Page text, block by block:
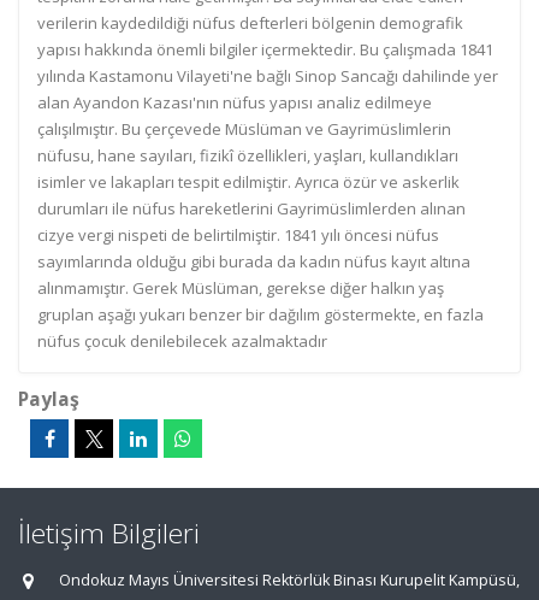
verilerin kaydedildiği nüfus defterleri bölgenin demografik
yapısı hakkında önemli bilgiler içermektedir. Bu çalışmada 1841
yılında Kastamonu Vilayeti'ne bağlı Sinop Sancağı dahilinde yer
alan Ayandon Kazası'nın nüfus yapısı analiz edilmeye
çalışılmıştır. Bu çerçevede Müslüman ve Gayrimüslimlerin
nüfusu, hane sayıları, fizikî özellikleri, yaşları, kullandıkları
isimler ve lakapları tespit edilmiştir. Ayrıca özür ve askerlik
durumları ile nüfus hareketlerini Gayrimüslimlerden alınan
cizye vergi nispeti de belirtilmiştir. 1841 yılı öncesi nüfus
sayımlarında olduğu gibi burada da kadın nüfus kayıt altına
alınmamıştır. Gerek Müslüman, gerekse diğer halkın yaş
gruplan aşağı yukarı benzer bir dağılım göstermekte, en fazla
nüfus çocuk denilebilecek azalmaktadır
Paylaş
İletişim Bilgileri
Ondokuz Mayıs Üniversitesi Rektörlük Binası Kurupelit Kampüsü,